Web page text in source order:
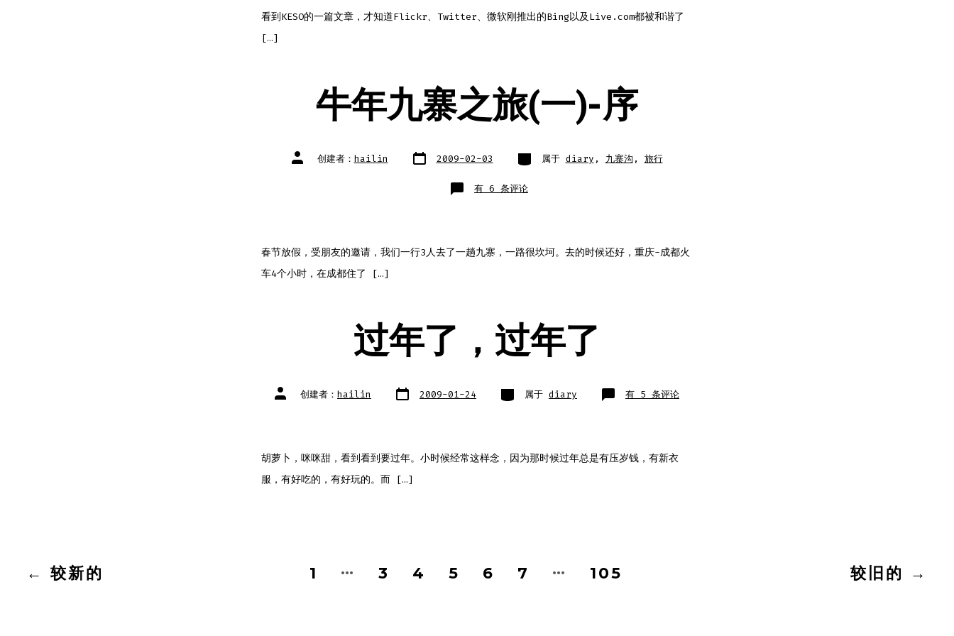
看到KESO的一篇文章，才知道Flickr、Twitter、微软刚推出的Bing以及Live.com都被和谐了
[…]
牛年九寨之旅(一)-序
文
章 创建者： hailin 文
章 2009-02-03 类
别 属于 diary , 九寨沟 , 旅行
牛
年
序
有 6 条评论
春节放假，受朋友的邀请，我们一行3人去了一趟九寨，一路很坎坷。去的时候还好，重庆-成都火
车4个小时，在成都住了 […]
过年了，过年了
文
章 创建者： hailin 文
章 2009-01-24 类
别 属于 diary 过
年
有 5 条评论
胡萝卜，咪咪甜，看到看到要过年。小时候经常这样念，因为那时候过年总是有压岁钱，有新衣
服，有好吃的，有好玩的。而 […]
文
← 较新的 1 … 3 4 5 6 7 … 105 较旧的 →